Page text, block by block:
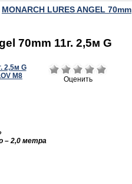
MONARCH LURES ANGEL 70mm
70mm 11г. 2,5м G
Оценить
– 2,0 метра